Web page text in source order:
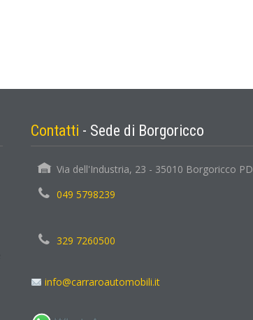
Contatti - Sede di Borgoricco
Via dell'Industria, 23 - 35010 Borgoricco PD
049 5798239
329 7260500
info@carraroautomobili.it